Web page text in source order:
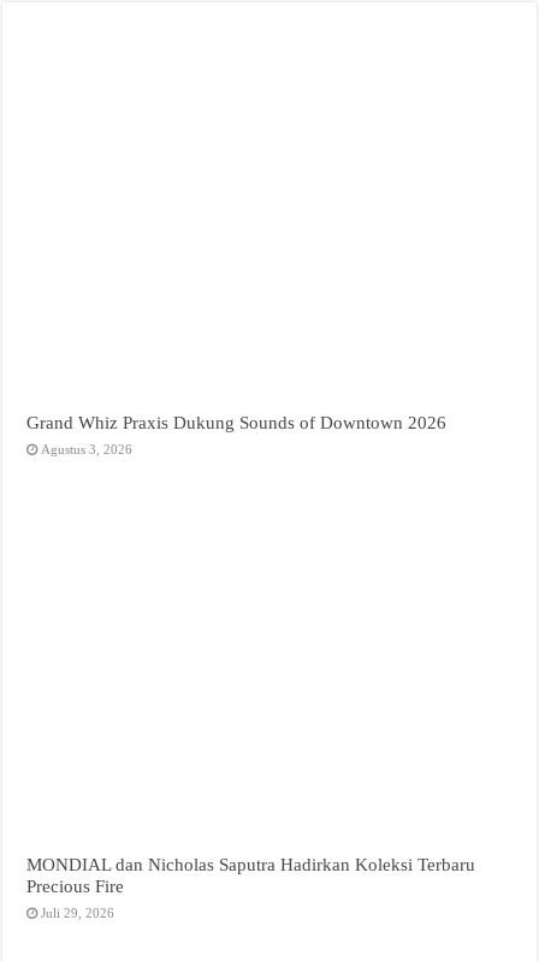
Grand Whiz Praxis Dukung Sounds of Downtown 2026
Agustus 3, 2026
MONDIAL dan Nicholas Saputra Hadirkan Koleksi Terbaru
Precious Fire
Juli 29, 2026